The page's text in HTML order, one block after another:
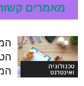
מאמרים
טכנולוגיה
ואינטרנט